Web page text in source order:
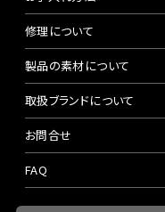
修理について
製品の素材について
取扱ブランドについて
お問合せ
FAQ